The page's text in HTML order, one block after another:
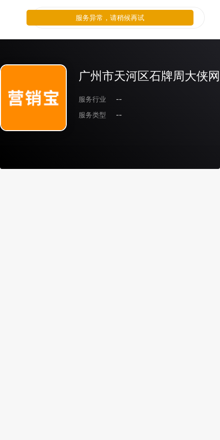
广州市天河区石牌周大侠
服务行业
--
服务类型
--
服务异常，请稍候再试